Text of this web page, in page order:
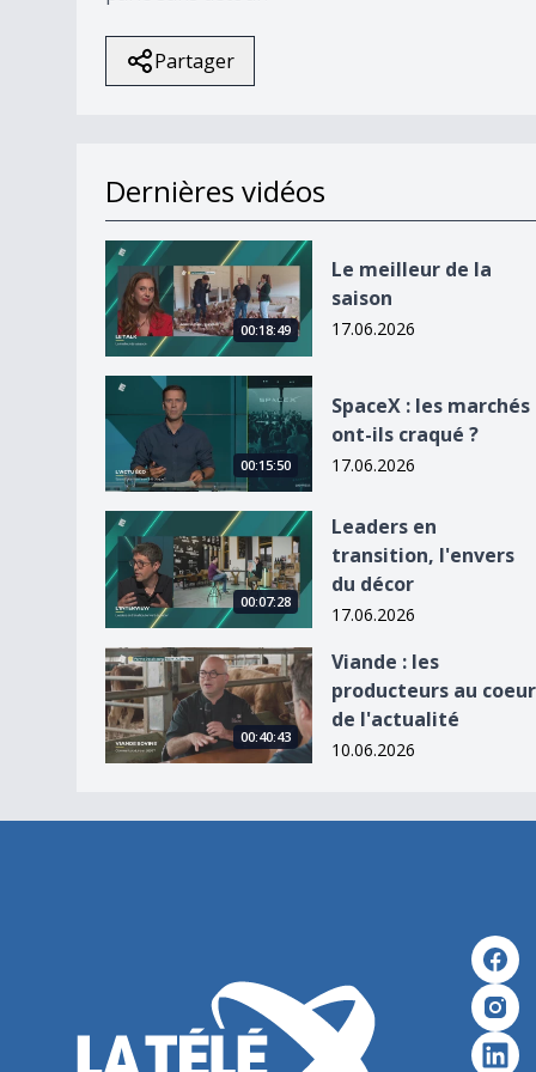
Partager
Dernières vidéos
Le meilleur de la saison
00:18:49
Le meilleur de la
saison
17.06.2026
SpaceX : les marchés ont-ils craqué ?
00:15:50
SpaceX : les marchés
ont-ils craqué ?
17.06.2026
Leaders en transition, l&#039;envers du décor
00:07:28
Leaders en
transition, l'envers
du décor
17.06.2026
Viande : les producteurs au coeur de
00:40:43
Viande : les
producteurs au coeur
de l'actualité
10.06.2026